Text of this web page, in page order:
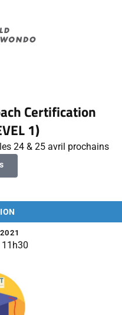
Certification
1)
24 & 25 avril prochains
11h30